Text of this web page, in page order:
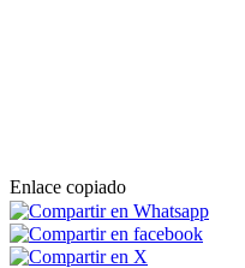
Enlace copiado